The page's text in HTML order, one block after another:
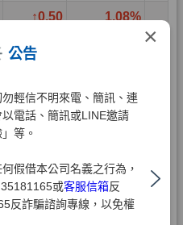
×
公告
輕信不明來電、簡訊、連
電話、簡訊或LINE邀請
等。
假借本公司名義之行為，
或客服信箱反
反詐騙諮詢專線，以免權